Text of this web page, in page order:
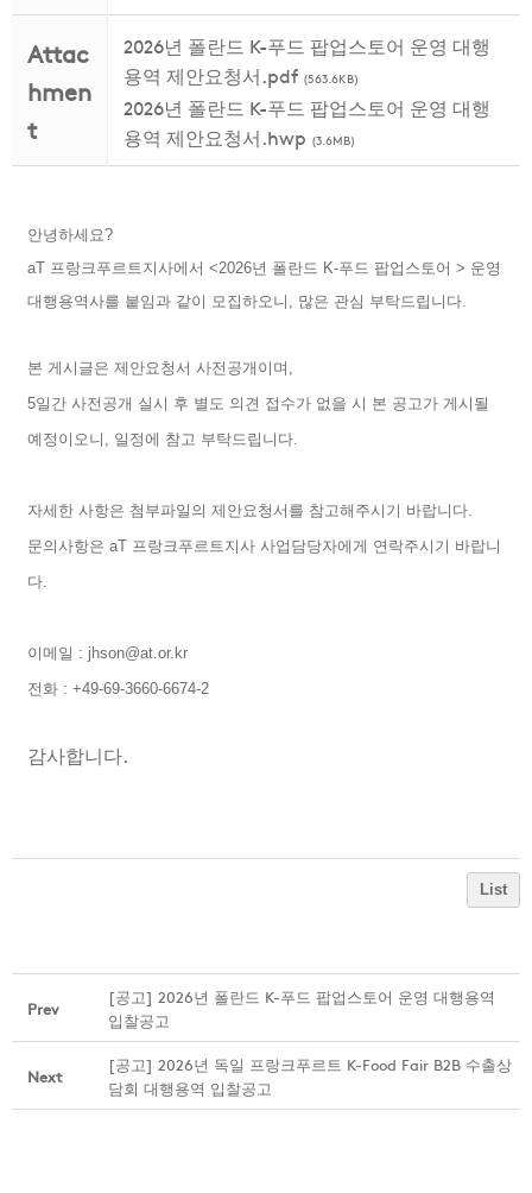
Attac
hmen
t
2026년 폴란드 K-푸드 팝업스토어 운영 대행
용역 제안요청서.pdf (563.6KB)
2026년 폴란드 K-푸드 팝업스토어 운영 대행
용역 제안요청서.hwp (3.6MB)
안녕하세요?
aT 프랑크푸르트지사에서 <2026년 폴란드 K-푸드 팝업스토어 > 운영
대행용역사를 붙임과 같이 모집하오니, 많은 관심 부탁드립니다.
본 게시글은 제안요청서 사전공개이며,
5일간 사전공개 실시 후 별도 의견 접수가 없을 시 본 공고가 게시될
예정이오니, 일정에 참고 부탁드립니다.
자세한 사항은 첨부파일의 제안요청서를 참고해주시기 바랍니다.
문의사항은 aT 프랑크푸르트지사 사업담당자에게 연락주시기 바랍니
다.
이메일 : jhson@at.or.kr
전화 : +49-69-3660-6674-2
감사합니다.
List
Prev
[공고] 2026년 폴란드 K-푸드 팝업스토어 운영 대행용역
입찰공고
Next
[공고] 2026년 독일 프랑크푸르트 K-Food Fair B2B 수출상
담회 대행용역 입찰공고